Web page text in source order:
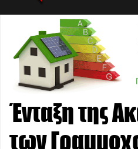
Ένταξη της
των